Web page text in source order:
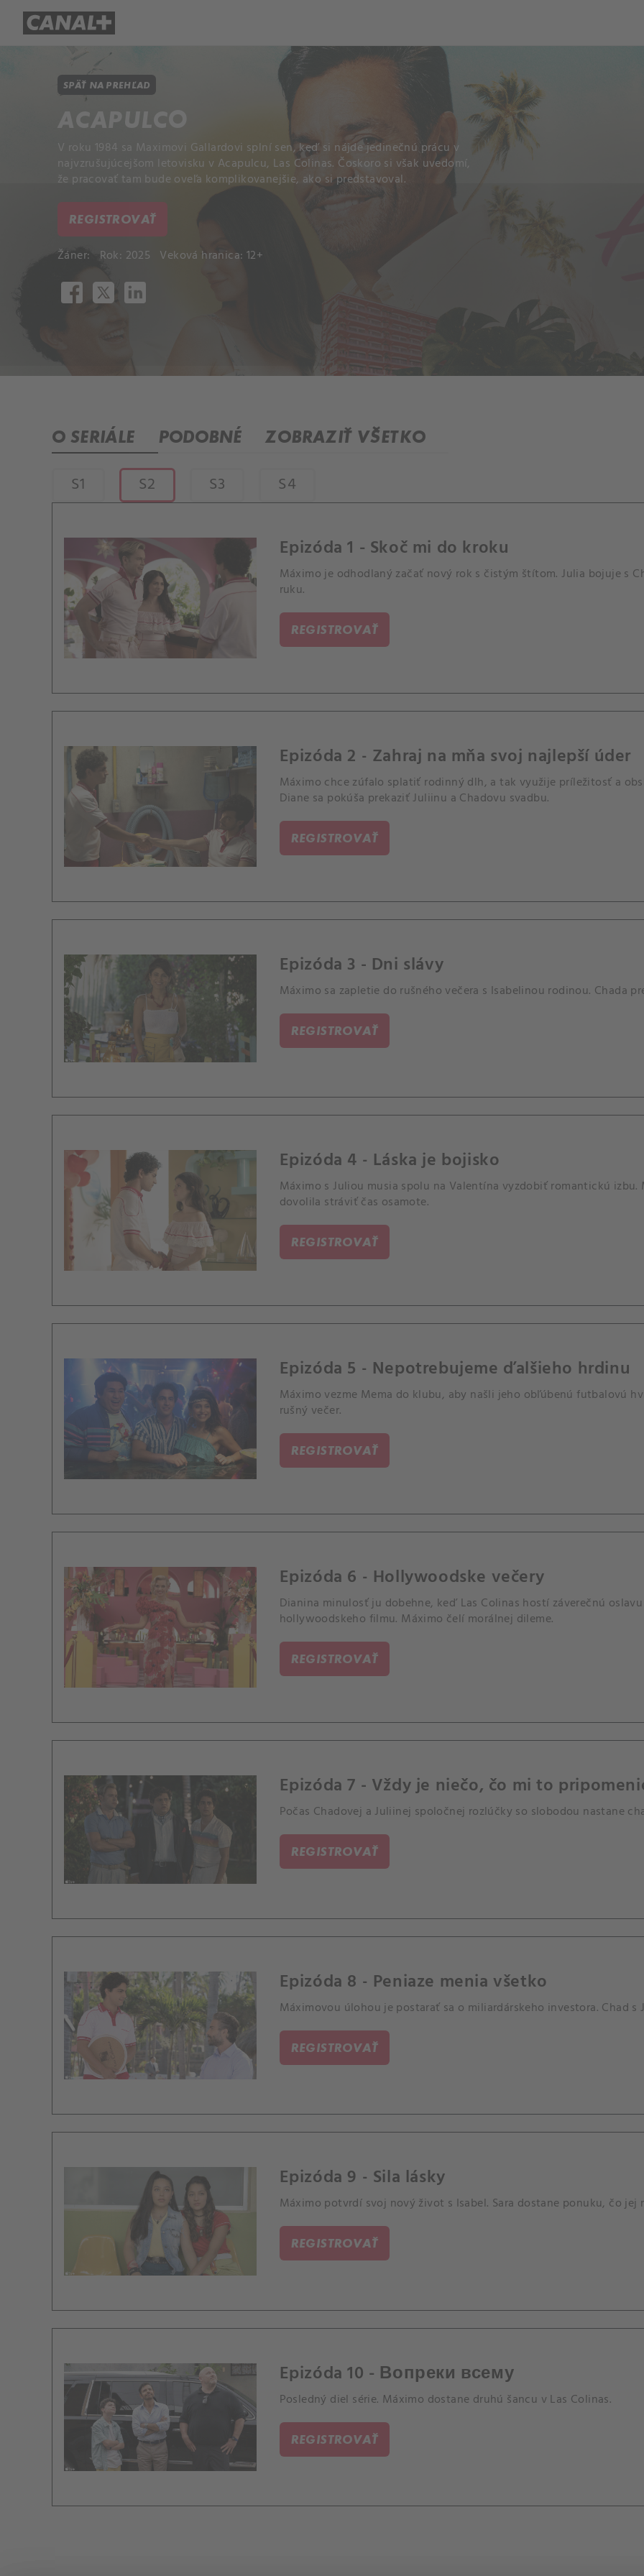
SPÄŤ NA PREHĽAD
ACAPULCO
V roku 1984 sa Maximovi Gallardovi splní sen, keď si nájde jedinečnú prácu v
najvzrušujúcejšom letovisku v Acapulcu, Las Colinas. Čoskoro si však uvedomí,
že pracovať tam bude oveľa komplikovanejšie, ako si predstavoval.
REGISTROVAŤ
Žáner: Rok: 2025 Veková hranica: 12+
O SERIÁLE PODOBNÉ ZOBRAZIŤ VŠETKO
S1 S2 S3 S4
Epizóda 1 - Skoč mi do kroku
Máximo je odhodlaný začať nový rok s čistým štítom. Julia bojuje s
ruku.
REGISTROVAŤ
Epizóda 2 - Zahraj na mňa svoj najlepší úder
Máximo chce zúfalo splatiť rodinný dlh, a tak využije príležitosť a
Diane sa pokúša prekaziť Juliinu a Chadovu svadbu.
REGISTROVAŤ
Epizóda 3 - Dni slávy
Máximo sa zapletie do rušného večera s Isabelinou rodinou. Chada
REGISTROVAŤ
Epizóda 4 - Láska je bojisko
Máximo s Juliou musia spolu na Valentína vyzdobiť romantickú izbu.
dovolila stráviť čas osamote.
REGISTROVAŤ
Epizóda 5 - Nepotrebujeme ďalšieho hrdinu
Máximo vezme Mema do klubu, aby našli jeho obľúbenú futbalovú
rušný večer.
REGISTROVAŤ
Epizóda 6 - Hollywoodske večery
Dianina minulosť ju dobehne, keď Las Colinas hostí záverečnú
hollywoodskeho filmu. Máximo čelí morálnej dileme.
REGISTROVAŤ
Epizóda 7 - Vždy je niečo, čo mi to
Počas Chadovej a Juliinej spoločnej rozlúčky so slobodou nastane
REGISTROVAŤ
Epizóda 8 - Peniaze menia všetko
Máximovou úlohou je postarať sa o miliardárskeho investora. Chad
REGISTROVAŤ
Epizóda 9 - Sila lásky
Máximo potvrdí svoj nový život s Isabel. Sara dostane ponuku, čo
REGISTROVAŤ
Epizóda 10 - Вопреки всему
Posledný diel série. Máximo dostane druhú šancu v Las Colinas.
REGISTROVAŤ